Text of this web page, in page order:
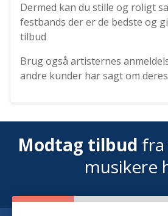
Dermed kan du stille og roligt
festbands der er de bedste og
tilbud
Brug også artisternes
andre kunder har sagt om
Modtag tilbud
musikere